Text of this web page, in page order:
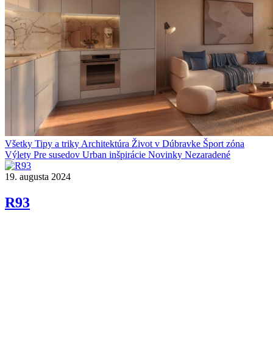
Všetky Tipy a triky Architektúra Život v Dúbravke Šport zóna
Výlety Pre susedov Urban inšpirácie Novinky Nezaradené
19. augusta 2024
R93